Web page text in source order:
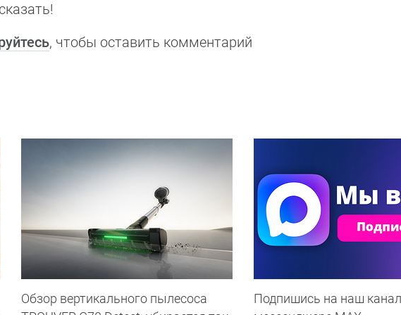
, чтобы оставить комментарий
Обзор вертикального пылесоса
Подпишись на наш